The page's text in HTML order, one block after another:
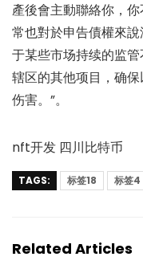
產後會主動聯絡你，
常也對於申告債權來
于某些市场持续的监
辖区的其他项目，确
伤害。”。
nft开发 四川比特币
TAGS: 标签18 标签4
Related Articles